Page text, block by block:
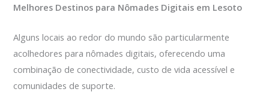
Melhores Destinos para Nômades Digitais em Lesoto
Alguns locais ao redor do mundo são particularmente
acolhedores para nômades digitais, oferecendo uma
combinação de conectividade, custo de vida acessível e
comunidades de suporte.